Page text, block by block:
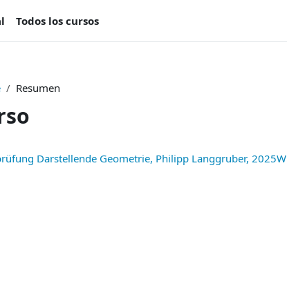
Todos los cursos
Resumen
Darstellende Geometrie, Philipp Langgruber, 2025W